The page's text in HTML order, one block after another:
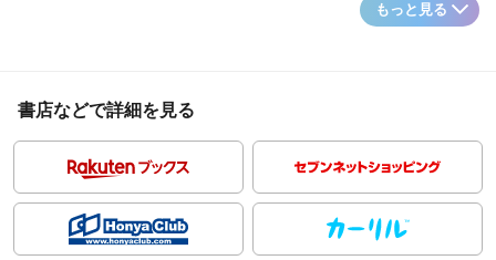
もっと見る
書店などで詳細を見る